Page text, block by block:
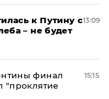
к Путину с
– не будет
13:09
финал
"проклятие
15:15